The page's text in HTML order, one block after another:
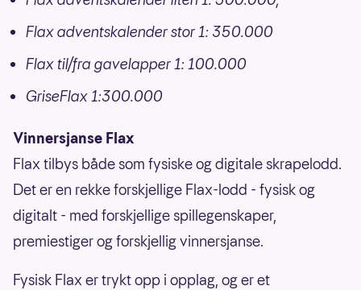
Flax adventskalender stor 1: 350.000
Flax til/fra gavelapper 1: 100.000
GriseFlax 1:300.000
Vinnersjanse Flax
Flax tilbys både som fysiske og digitale skrapelodd.
Det er en rekke forskjellige Flax-lodd - fysisk og
digitalt - med forskjellige spillegenskaper,
premiestiger og forskjellig vinnersjanse.
Fysisk Flax er trykt opp i opplag, og er et